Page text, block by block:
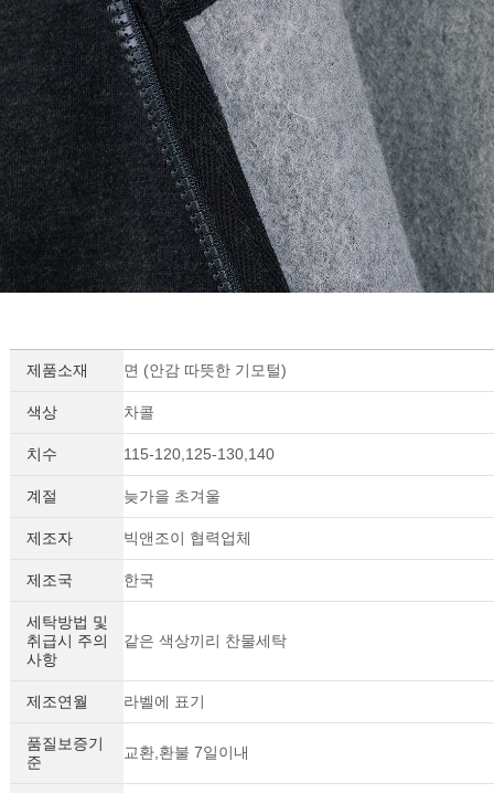
제품소재 면 (안감 따뜻한 기모털)
색상 차콜
치수 115-120,125-130,140
계절 늦가을 초겨울
제조자 빅앤조이 협력업체
제조국 한국
세탁방법 및
취급시 주의
사항
같은 색상끼리 찬물세탁
제조연월 라벨에 표기
품질보증기
준
교환,환불 7일이내